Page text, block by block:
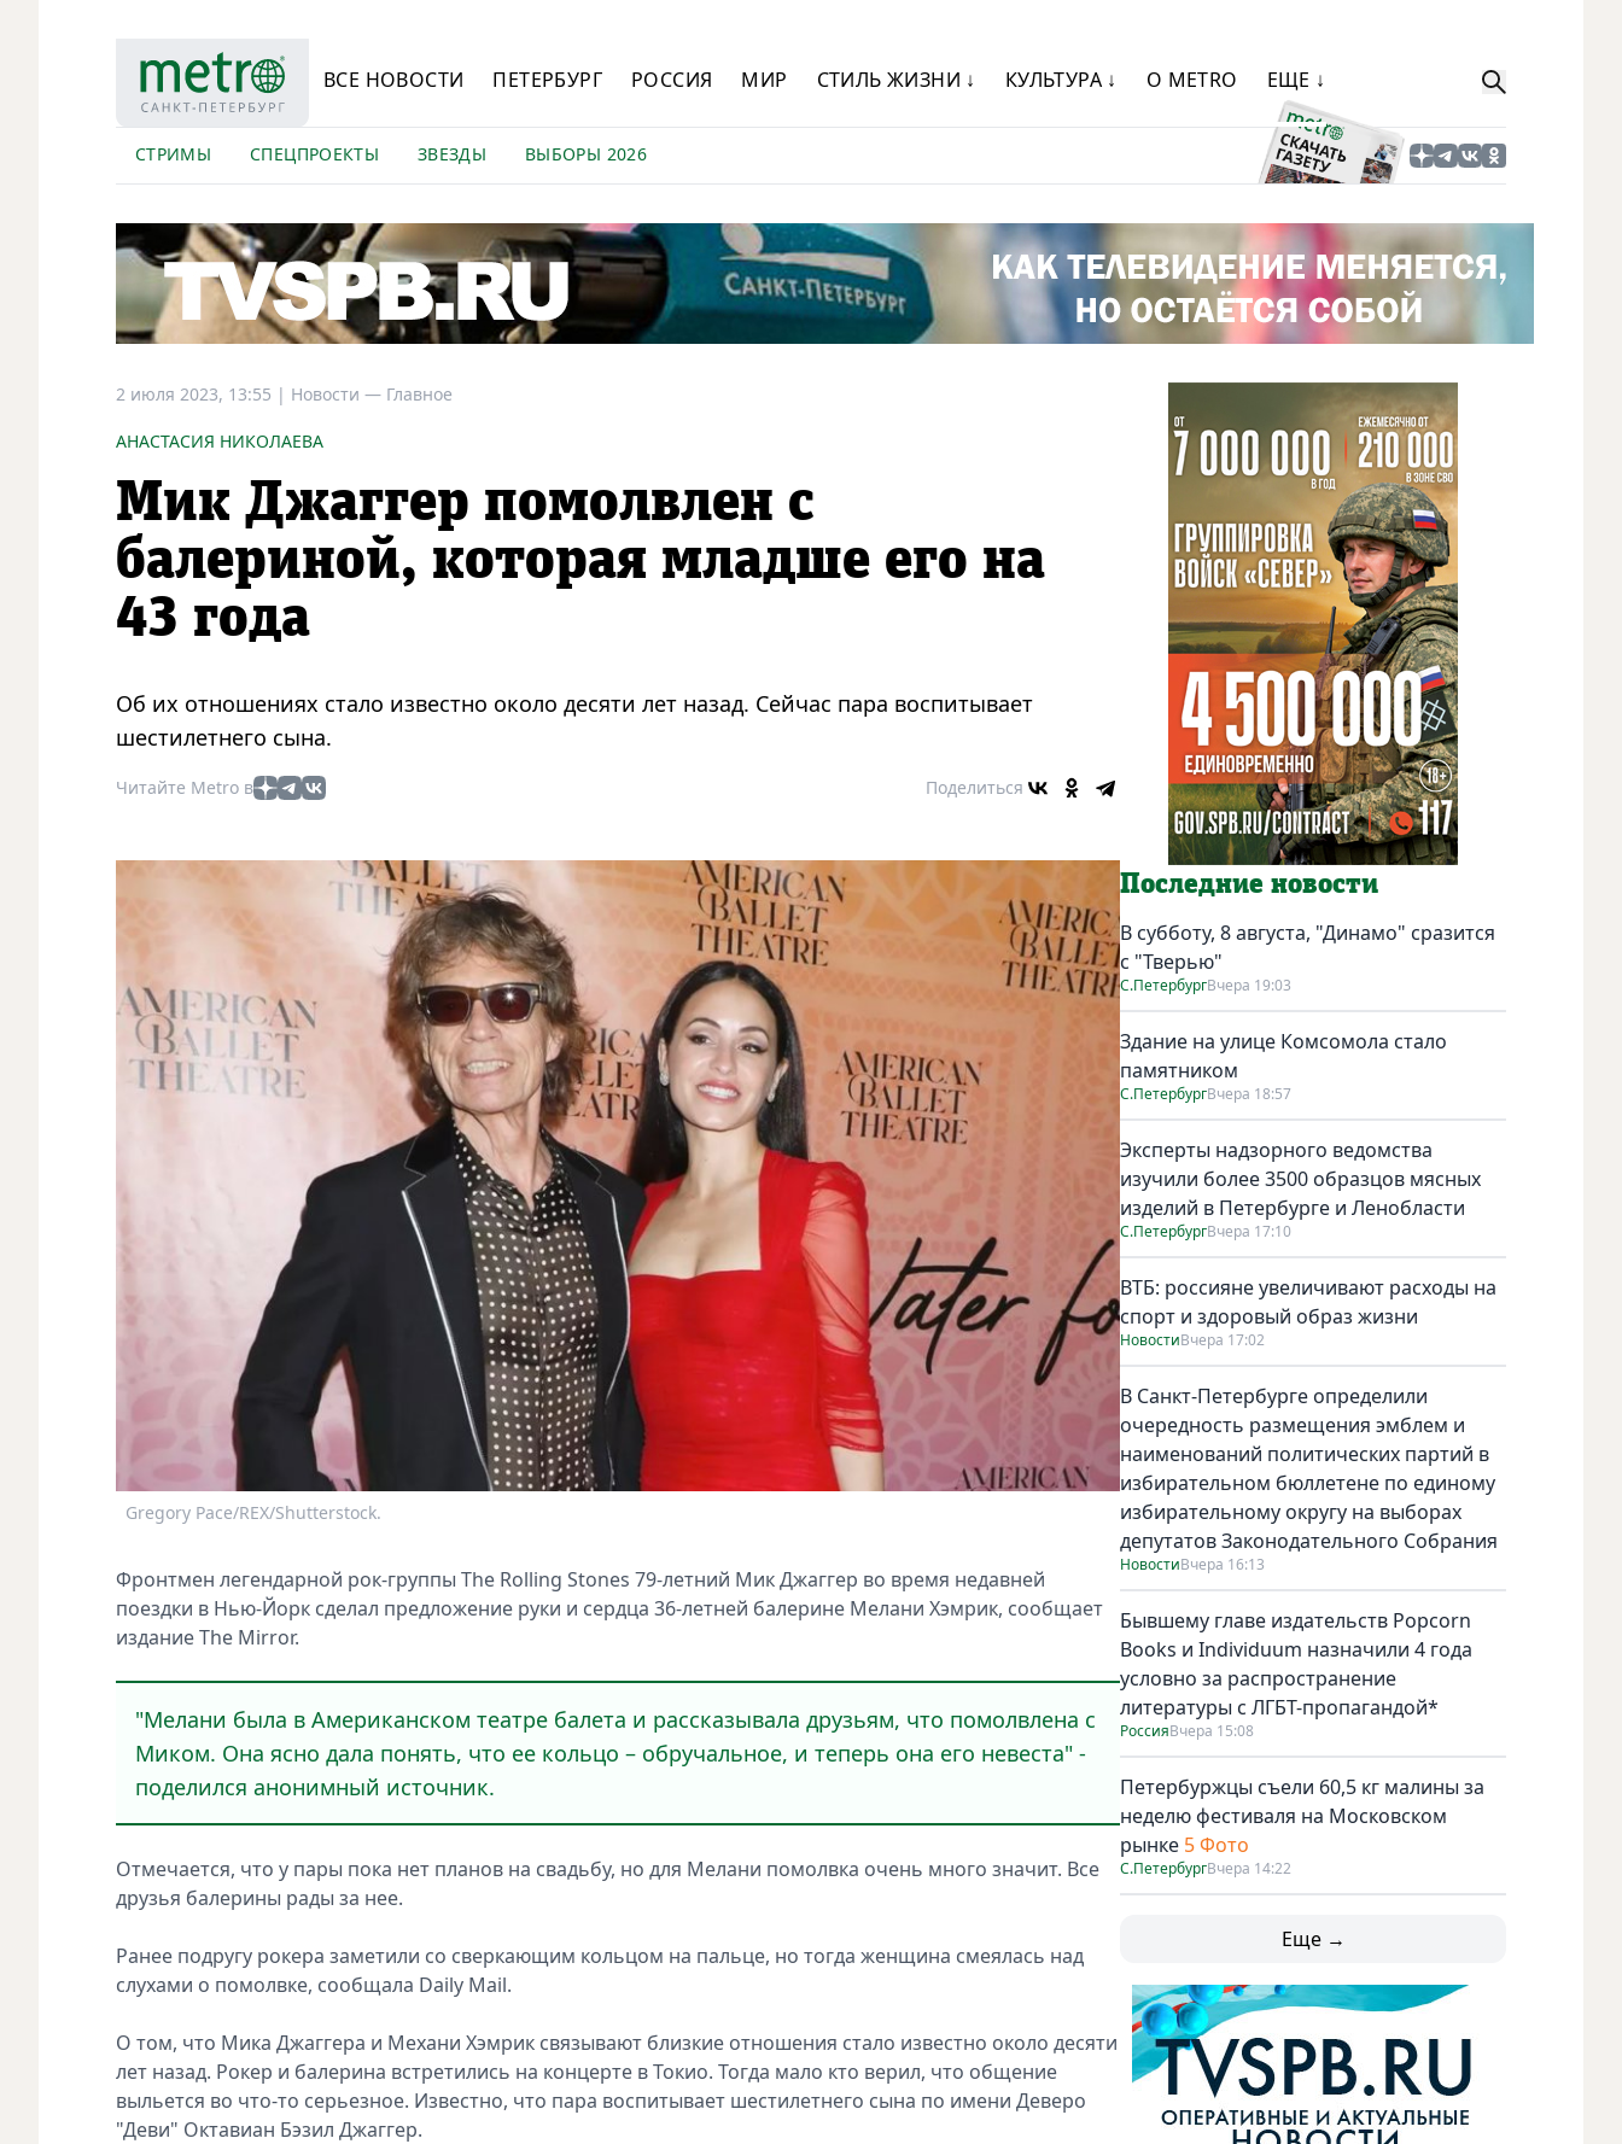
ВСЕ НОВОСТИ ПЕТЕРБУРГ РОССИЯ МИР СТИЛЬ ЖИЗНИ ↓ КУЛЬТУРА ↓ О METRO ЕЩЕ ↓
СТРИМЫ СПЕЦПРОЕКТЫ ЗВЕЗДЫ ВЫБОРЫ 2026
2 июля 2023, 13:55 | Новости — Главное
АНАСТАСИЯ НИКОЛАЕВА
Мик Джаггер помолвлен с
балериной, которая младше его на
43 года
Об их отношениях стало известно около десяти лет назад. Сейчас пара воспитывает
шестилетнего сына.
Читайте Metro в Поделиться
Gregory Pace/REX/Shutterstock.
Фронтмен легендарной рок-группы The Rolling Stones 79-летний Мик Джаггер во время недавней
поездки в Нью-Йорк сделал предложение руки и сердца 36-летней балерине Мелани Хэмрик, сообщает
издание The Mirror.
"Мелани была в Американском театре балета и рассказывала друзьям, что помолвлена с
Миком. Она ясно дала понять, что ее кольцо – обручальное, и теперь она его невеста" -
поделился анонимный источник.
Отмечается, что у пары пока нет планов на свадьбу, но для Мелани помолвка очень много значит. Все
друзья балерины рады за нее.
Ранее подругу рокера заметили со сверкающим кольцом на пальце, но тогда женщина смеялась над
слухами о помолвке, сообщала Daily Mail.
О том, что Мика Джаггера и Механи Хэмрик связывают близкие отношения стало известно около десяти
лет назад. Рокер и балерина встретились на концерте в Токио. Тогда мало кто верил, что общение
выльется во что-то серьезное. Известно, что пара воспитывает шестилетнего сына по имени Деверо
"Деви" Октавиан Бэзил Джаггер.
Последние новости
В субботу, 8 августа, "Динамо" сразится
с "Тверью"
С.ПетербургВчера 19:03
Здание на улице Комсомола стало
памятником
С.ПетербургВчера 18:57
Эксперты надзорного ведомства
изучили более 3500 образцов мясных
изделий в Петербурге и Ленобласти
С.ПетербургВчера 17:10
ВТБ: россияне увеличивают расходы на
спорт и здоровый образ жизни
НовостиВчера 17:02
В Санкт-Петербурге определили
очередность размещения эмблем и
наименований политических партий в
избирательном бюллетене по единому
избирательному округу на выборах
депутатов Законодательного Собрания
НовостиВчера 16:13
Бывшему главе издательств Popcorn
Books и Individuum назначили 4 года
условно за распространение
литературы с ЛГБТ-пропагандой*
РоссияВчера 15:08
Петербуржцы съели 60,5 кг малины за
неделю фестиваля на Московском
рынке 5 Фото
С.ПетербургВчера 14:22
Еще →